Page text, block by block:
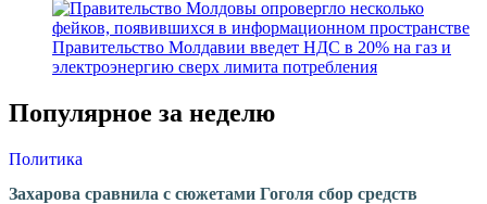
Правительство Молдавии введет НДС в 20% на газ и
электроэнергию сверх лимита потребления
Популярное за неделю
Политика
Захарова сравнила с сюжетами Гоголя сбор средств